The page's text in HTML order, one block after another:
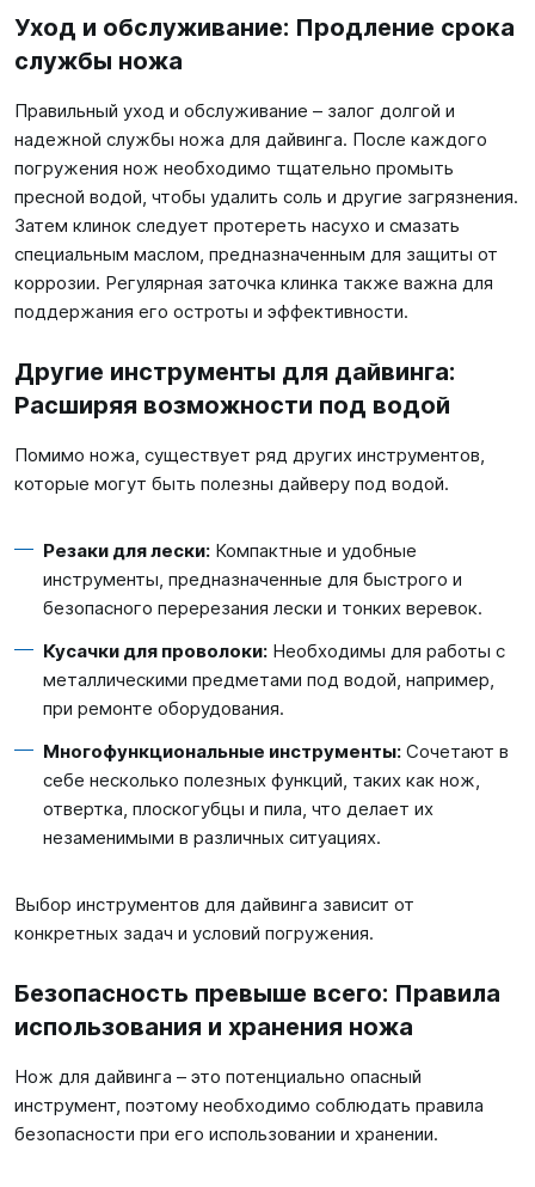
Уход и обслуживание: Продление срока
службы ножа
Правильный уход и обслуживание – залог долгой и
надежной службы ножа для дайвинга. После каждого
погружения нож необходимо тщательно промыть
пресной водой, чтобы удалить соль и другие загрязнения.
Затем клинок следует протереть насухо и смазать
специальным маслом, предназначенным для защиты от
коррозии. Регулярная заточка клинка также важна для
поддержания его остроты и эффективности.
Другие инструменты для дайвинга:
Расширяя возможности под водой
Помимо ножа, существует ряд других инструментов,
которые могут быть полезны дайверу под водой.
Резаки для лески: Компактные и удобные
инструменты, предназначенные для быстрого и
безопасного перерезания лески и тонких веревок.
Кусачки для проволоки: Необходимы для работы с
металлическими предметами под водой, например,
при ремонте оборудования.
Многофункциональные инструменты: Сочетают в
себе несколько полезных функций, таких как нож,
отвертка, плоскогубцы и пила, что делает их
незаменимыми в различных ситуациях.
Выбор инструментов для дайвинга зависит от
конкретных задач и условий погружения.
Безопасность превыше всего: Правила
использования и хранения ножа
Нож для дайвинга – это потенциально опасный
инструмент, поэтому необходимо соблюдать правила
безопасности при его использовании и хранении.